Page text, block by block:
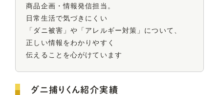
商品企画・情報発信担当。
日常生活で気づきにくい
「ダニ被害」や 「アレルギー対策」について、
正しい情報をわかりやすく
伝えることを心がけています
ダニ捕りくん紹介実績